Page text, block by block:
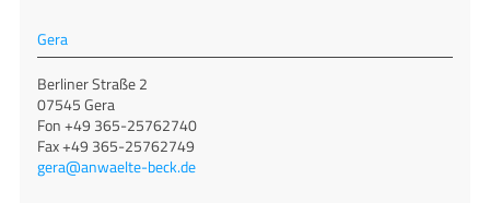
Gera
Berliner Straße 2
07545 Gera
Fon +49 365-25762740
Fax +49 365-25762749
gera@anwaelte-beck.de